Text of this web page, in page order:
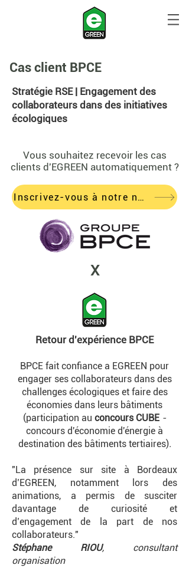
Cas client BPCE
Stratégie RSE | Engagement des
collaborateurs dans des initiatives
écologiques
Vous souhaitez recevoir les cas
clients d'EGREEN automatiquement ?
Inscrivez-vous à notre newsletter !
X
Retour d'expérience BPCE
BPCE fait confiance a EGREEN pour
engager ses collaborateurs dans des
challenges écologiques et faire des
économies dans leurs bâtiments
(participation au concours CUBE -
concours d'économie d'énergie à
destination des bâtiments tertiaires).
"La présence sur site à Bordeaux
d’EGREEN, notamment lors des
animations, a permis de susciter
davantage de curiosité et
d’engagement de la part de nos
collaborateurs."
Stéphane RIOU, consultant
organisation